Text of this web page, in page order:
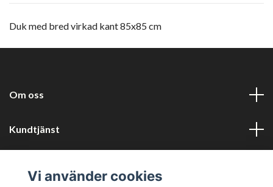
Duk med bred virkad kant 85x85 cm
Om oss
Kundtjänst
Vi använder cookies